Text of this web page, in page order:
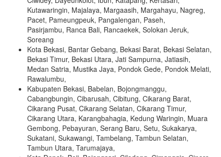
Kutawaringin, Majalaya, Margaasih, Margahayu, Nagreg,
Pacet, Pameungpeuk, Pangalengan, Paseh,
Pasirjambu, Ranca Bali, Rancaekek, Solokan Jeruk,
Soreang
Kota Bekasi, Bantar Gebang, Bekasi Barat, Bekasi Selatan,
Bekasi Timur, Bekasi Utara, Jati Sampurna, Jatiasih,
Medan Satria, Mustika Jaya, Pondok Gede, Pondok Melati,
Rawalumbu,
Kabupaten Bekasi, Babelan, Bojongmanggu,
Cabangbungin, Cibarusah, Cibitung, Cikarang Barat,
Cikarang Pusat, Cikarang Selatan, Cikarang Timur,
Cikarang Utara, Karangbahagia, Kedung Waringin, Muara
Gembong, Pebayuran, Serang Baru, Setu, Sukakarya,
Sukatani, Sukawangi, Tambelang, Tambun Selatan,
Tambun Utara, Tarumajaya,